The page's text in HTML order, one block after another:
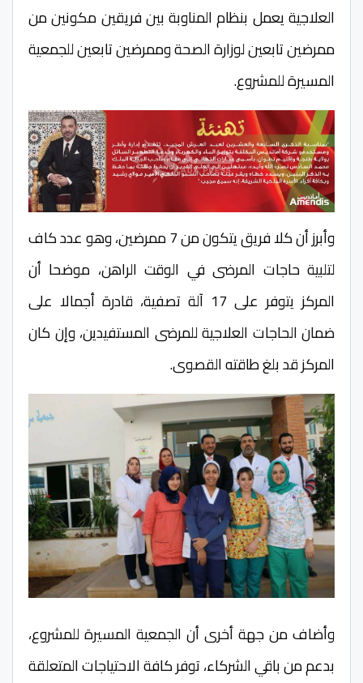
العلاجية يعمل بنظام المناوبة بين فريقين مكونين من
ممرضين تابعين لوزارة الصحة وممرضين تابعين للجمعية
المسيرة للمشروع.
وأبرز أن كلا فريق يتكون من 7 ممرضين، وهو عدد كاف
لتلبية حاجات المرضى في الوقت الراهن، موضحا أن
المركز يتوفر على 17 آلة تصفية، قادرة أجمالا على
ضمان الحاجات العلاجية للمرضى المستفيدين، وإن كان
المركز قد بلغ طاقته القصوى.
وأضاف من جهة أخرى أن الجمعية المسيرة للمشروع،
بدعم من باقي الشركاء، توفر كافة الاحتياجات المتعلقة